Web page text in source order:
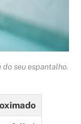
seu espantalho.